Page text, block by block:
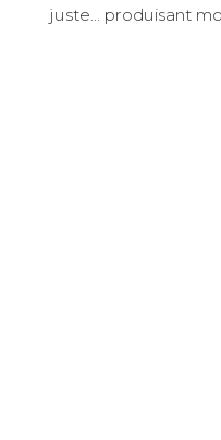
juste... produisant